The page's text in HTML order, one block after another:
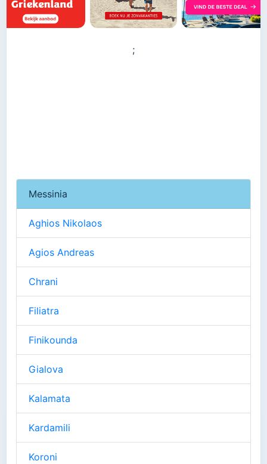
;
Messinia
Aghios Nikolaos
Agios Andreas
Chrani
Filiatra
Finikounda
Gialova
Kalamata
Kardamili
Koroni